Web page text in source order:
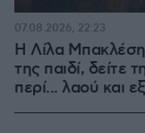
Η Λίλα
της παιδί, δείτε
περί... λαού και
07.08.2026, 22:23